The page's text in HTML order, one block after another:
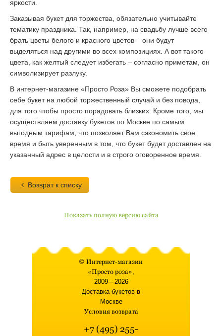
яркости.
Заказывая букет для торжества, обязательно учитывайте
тематику праздника. Так, например, на свадьбу лучше всего
брать цветы белого и красного цветов – они будут
выделяться над другими во всех композициях. А вот такого
цвета, как желтый следует избегать – согласно приметам, он
символизирует разлуку.
В интернет-магазине «Просто Роза» Вы сможете подобрать
себе букет на любой торжественный случай и без повода,
для того чтобы просто порадовать близких. Кроме того, мы
осуществляем доставку букетов по Москве по самым
выгодным тарифам, что позволяет Вам сэкономить свое
время и быть уверенным в том, что букет будет доставлен на
указанный адрес в целости и в строго оговоренное время.
Возврат к списку
Показать полную версию сайта
© Интернет-магазин
«Просто роза»,
2009—2026
Доставка букетов в
Москве
Условия возврата
+7 (495) 255-